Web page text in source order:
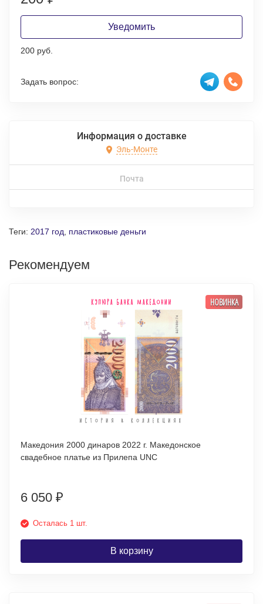
Уведомить
200 руб.
Задать вопрос:
Информация о доставке
Эль-Монте
Почта
Теги: 2017 год пластиковые деньги
Рекомендуем
НОВИНКА
Македония 2000 динаров 2022 г. Македонское
свадебное платье из Прилепа UNC
6 050 ₽
Осталась 1 шт.
В корзину